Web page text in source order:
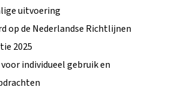
uitvoering
op de Nederlandse Richtlijnen
2025
individueel gebruik en